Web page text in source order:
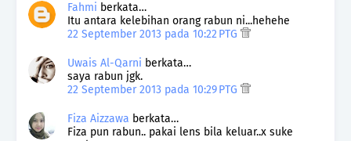
Fahmi berkata…
Itu antara kelebihan orang rabun ni...hehehe
22 September 2013 pada 10:22 PTG
Uwais Al-Qarni berkata…
saya rabun jgk.
22 September 2013 pada 10:29 PTG
Fiza Aizzawa berkata…
Fiza pun rabun.. pakai lens bila keluar..x suke